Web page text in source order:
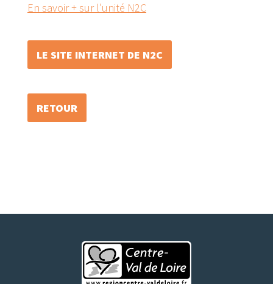
En savoir + sur l’unité N2C
LE SITE INTERNET DE N2C
RETOUR